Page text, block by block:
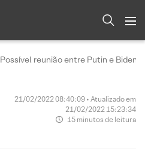
Possível reunião entre Putin e Biden
21/02/2022 08:40:09 • Atualizado em
21/02/2022 15:23:34
15 minutos de leitura